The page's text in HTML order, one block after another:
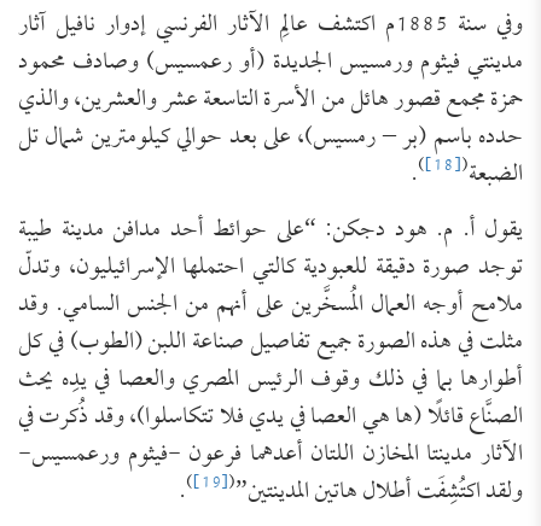
وفي سنة 1885م اكتشف عالِم الآثار الفرنسي إدوار نافيل آثار
مدينتي فيثوم ورمسيس الجديدة (أو رعمسيس) وصادف محمود
حمزة مجمع قصور هائل من الأسرة التاسعة عشر والعشرين، والذي
حدده باسم (بر – رمسيس)، على بعد حوالي كيلومترين شمال تل
الضبعة(
[18]
)
.
يقول أ. م. هود دجكن: “على حوائط أحد مدافن مدينة طيبة
توجد صورة دقيقة للعبودية كالتي احتملها الإسرائيليون، وتدلّ
ملامح أوجه العمال المُسخَّرين على أنهم من الجنس السامي. وقد
مثلت في هذه الصورة جميع تفاصيل صناعة اللبن (الطوب) في كل
أطوارها بما في ذلك وقوف الرئيس المصري والعصا في يدِه يحث
الصنَّاع قائلًا (ها هي العصا في يدي فلا تتكاسلوا)، وقد ذُكرت في
الآثار مدينتا المخازن اللتان أعدهما فرعون -فيثوم ورعمسيس-
ولقد اكتُشِفَت أطلال هاتين المدينتين”(
[19]
)
.